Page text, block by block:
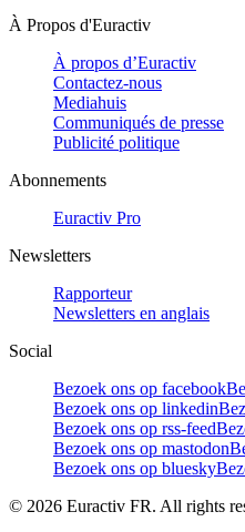
À Propos d'Euractiv
À propos d’Euractiv
Contactez-nous
Mediahuis
Communiqués de presse
Publicité politique
Abonnements
Euractiv Pro
Newsletters
Rapporteur
Newsletters en anglais
Social
Bezoek ons op facebook
Bezoek ons op linkedin
Bezoek ons op rss-feed
Bezoek ons op mastodon
Bezoek ons op bluesky
© 2026 Euractiv FR. All rights